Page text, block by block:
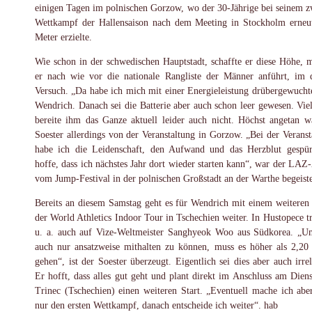
einigen Tagen im polnischen Gorzow, wo der 30-Jährige bei seinem
Wettkampf der Hallensaison nach dem Meeting in Stockholm
Meter erzielte.
Wie schon in der schwedischen Hauptstadt, schaffte er diese Höhe,
er nach wie vor die nationale Rangliste der Männer anführt, im
Versuch. „Da habe ich mich mit einer Energieleistung
Wendrich. Danach sei die Batterie aber auch schon leer gewesen.
bereite ihm das Ganze aktuell leider auch nicht. Höchst angetan
Soester allerdings von der Veranstaltung in Gorzow. „Bei der
habe ich die Leidenschaft, den Aufwand und das Herzblut
hoffe, dass ich nächstes Jahr dort wieder starten kann“, war der
vom Jump-Festival in der polnischen Großstadt an der Warthe
Bereits an diesem Samstag geht es für Wendrich mit einem
der World Athletics Indoor Tour in Tschechien weiter. In Hustopece
u. a. auch auf Vize-Weltmeister Sanghyeok Woo aus Südkorea.
auch nur ansatzweise mithalten zu können, muss es höher als 2,20
gehen“, ist der Soester überzeugt. Eigentlich sei dies aber auch
Er hofft, dass alles gut geht und plant direkt im Anschluss am
Trinec (Tschechien) einen weiteren Start. „Eventuell mache ich
nur den ersten Wettkampf, danach entscheide ich weiter“. hab